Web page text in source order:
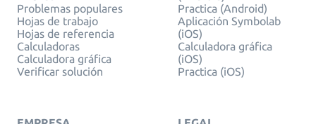
Problemas populares
Hojas de trabajo
Hojas de referencia
Calculadoras
Calculadora gráfica
Verificar solución
Practica (Android)
Aplicación Symbolab
(iOS)
Calculadora gráfica
(iOS)
Practica (iOS)